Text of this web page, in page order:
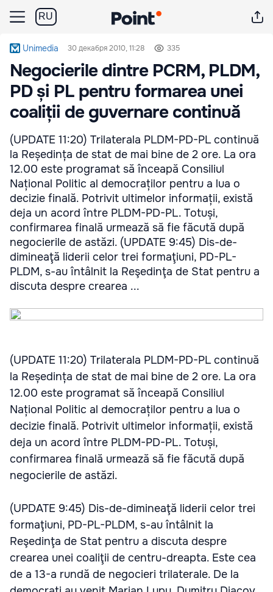
RU
Unimedia 30 декабря 2010, 11:28 335
Negocierile dintre PCRM, PLDM,
PD și PL pentru formarea unei
coaliții de guvernare continuă
(UPDATE 11:20) Trilaterala PLDM-PD-PL continuă
la Reședința de stat de mai bine de 2 ore. La ora
12.00 este programat să înceapă Consiliul
Național Politic al democraților pentru a lua o
decizie finală. Potrivit ultimelor informații, există
deja un acord între PLDM-PD-PL. Totuși,
confirmarea finală urmează să fie făcută după
negocierile de astăzi. (UPDATE 9:45) Dis-de-
dimineaţă liderii celor trei formaţiuni, PD-PL-
PLDM, s-au întâlnit la Reşedinţa de Stat pentru a
discuta despre crearea ...
(UPDATE 11:20) Trilaterala PLDM-PD-PL continuă
la Reședința de stat de mai bine de 2 ore. La ora
12.00 este programat să înceapă Consiliul
Național Politic al democraților pentru a lua o
decizie finală. Potrivit ultimelor informații, există
deja un acord între PLDM-PD-PL. Totuși,
confirmarea finală urmează să fie făcută după
negocierile de astăzi.
(UPDATE 9:45) Dis-de-dimineaţă liderii celor trei
formaţiuni, PD-PL-PLDM, s-au întâlnit la
Reşedinţa de Stat pentru a discuta despre
crearea unei coaliţii de centru-dreapta. Este cea
de a 13-a rundă de negocieri trilaterale. De la